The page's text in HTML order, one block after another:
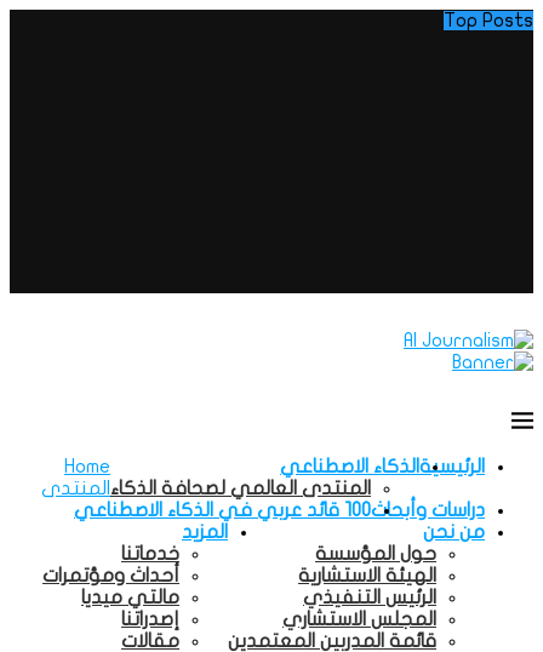
Top Posts
الرئيسيةالذكاء الاصطناعي
المنتدى العالمي لصحافة الذكاء
دراسات وأبحاث100 قائد عربي في الذكاء الاصطناعي
من نحن
حول المؤسسة
الهيئة الاستشارية
الرئيس التنفيذي
المجلس الاستشاري
قائمة المدربين المعتمدين
المزيد
خدماتنا
أحداث ومؤتمرات
مالتي ميديا
إصدراتنا
مقالات
Home
المنتدى